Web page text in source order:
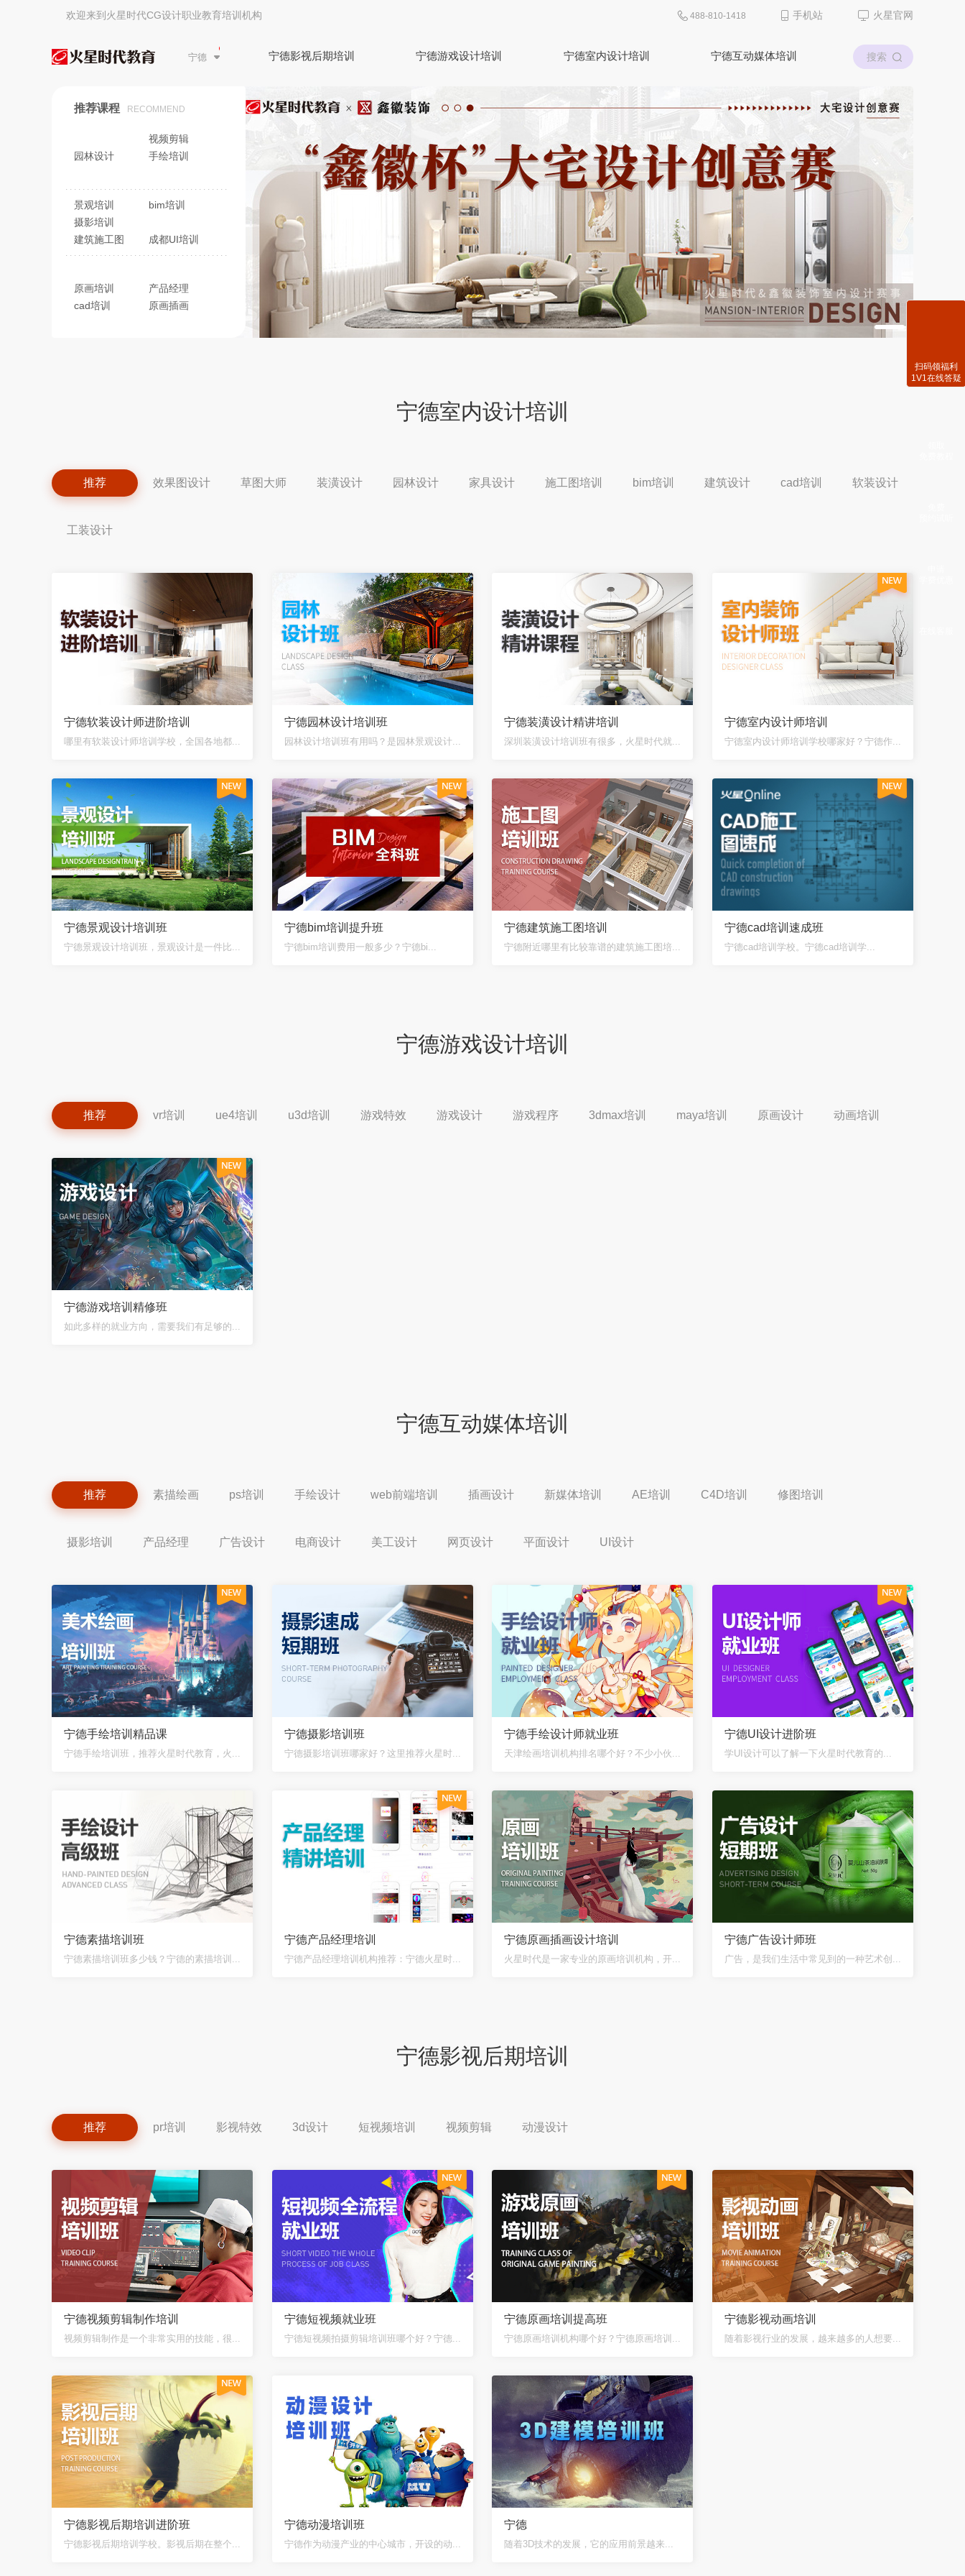
欢迎来到火星时代CG设计职业教育培训机构 488-810-1418 手机站 火星官网
宁德
推荐课程 RECOMMEND
视频剪辑
园林设计
手绘培训
景观培训
bim培训
摄影培训
建筑施工图
成都UI培训
原画培训
产品经理
cad培训
原画插画
宁德影视后期培训 宁德游戏设计培训 宁德室内设计培训 宁德互动媒体培训
宁德室内设计培训
推荐 效果图设计 草图大师 装潢设计 园林设计 家具设计 施工图培训 bim培训 建筑设计 cad培训 软装设计
工装设计
宁德软装设计师进阶培训
哪里有软装设计师培训学校，全国各地都...
宁德园林设计培训班
园林设计培训班有用吗？是园林景观设计...
宁德装潢设计精讲培训
深圳装潢设计培训班有很多，火星时代就...
宁德室内设计师培训
宁德室内设计师培训学校哪家好？宁德作...
宁德景观设计培训班
宁德景观设计培训班，景观设计是一件比...
宁德bim培训提升班
宁德bim培训费用一般多少？宁德bi...
宁德建筑施工图培训
宁德附近哪里有比较靠谱的建筑施工图培...
宁德cad培训速成班
宁德cad培训学校。宁德cad培训学...
宁德游戏设计培训
推荐 vr培训 ue4培训 u3d培训 游戏特效 游戏设计 游戏程序 3dmax培训 maya培训 原画设计 动画培训
宁德游戏培训精修班
如此多样的就业方向，需要我们有足够的...
宁德互动媒体培训
推荐 素描绘画 ps培训 手绘设计 web前端培训 插画设计 新媒体培训 AE培训 C4D培训 修图培训
摄影培训 产品经理 广告设计 电商设计 美工设计 网页设计 平面设计 UI设计
宁德手绘培训精品课
宁德手绘培训班，推荐火星时代教育，火...
宁德摄影培训班
宁德摄影培训班哪家好？这里推荐火星时...
宁德手绘设计师就业班
天津绘画培训机构排名哪个好？不少小伙...
宁德UI设计进阶班
学UI设计可以了解一下火星时代教育的...
宁德素描培训班
宁德素描培训班多少钱？宁德的素描培训...
宁德产品经理培训
宁德产品经理培训机构推荐：宁德火星时...
宁德原画插画设计培训
火星时代是一家专业的原画培训机构，开...
宁德广告设计师班
广告，是我们生活中常见到的一种艺术创...
宁德影视后期培训
推荐 pr培训 影视特效 3d设计 短视频培训 视频剪辑 动漫设计
宁德视频剪辑制作培训
视频剪辑制作是一个非常实用的技能，很...
宁德短视频就业班
宁德短视频拍摄剪辑培训班哪个好？宁德...
宁德原画培训提高班
宁德原画培训机构哪个好？宁德原画培训...
宁德影视动画培训
随着影视行业的发展，越来越多的人想要...
宁德影视后期培训进阶班
宁德影视后期培训学校。影视后期在整个...
宁德动漫培训班
宁德作为动漫产业的中心城市，开设的动...
宁德
随着3D技术的发展，它的应用前景越来...
扫码领福利
1V1在线答疑